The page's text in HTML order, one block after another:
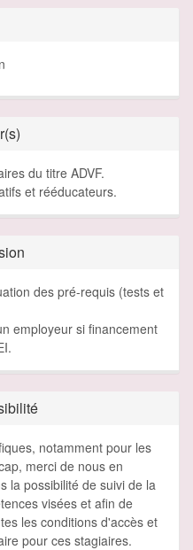
du titre ADVF.
et rééducateurs.
des pré-requis (tests et
employeur si financement
notamment pour les
merci de nous en
la possibilité de suivi de la
visées et afin de
les conditions d'accès et
pour ces stagiaires.